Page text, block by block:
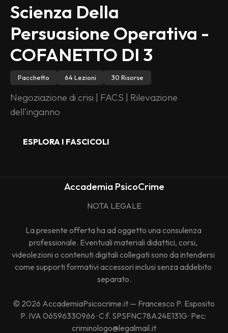
Scienza Della
Persuasione Operativa -
COFANETTO DI 3
Pacchetto 64 Lezioni 30 Risorse
Negoziazione di crisi | FACS | Rilevazione
dell’inganno
ESPLORA I FASCICOLI
Accademia PsicoCrime
NOTA LEGALE
La presente offerta ha ad oggetto una consulenza
professionale. Eventuali materiali didattici, corsi,
videolezioni o contenuti digitali collegati sono da intendersi
come supporti formativi accessori inclusi senza addebito
separato.
© 2026 AccademiaPsicocrime.it — Francesco P. Esposito
P. IVA 06596330966 · C.f. SPSFNC78A24E131G · Pec:
criminologo@legalmail.it